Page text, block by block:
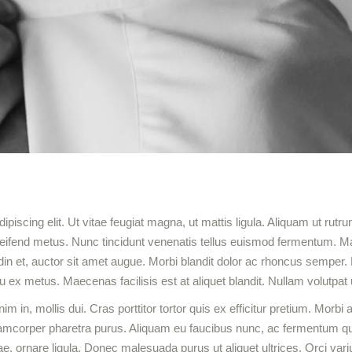
elit. Ut vitae feugiat magna, ut mattis ligula. Aliquam ut
metus. Nunc tincidunt venenatis tellus euismod fermentum.
et, auctor sit amet augue. Morbi blandit dolor ac rhoncus
ex metus. Maecenas facilisis est at aliquet blandit. Nullam
in, mollis dui. Cras porttitor tortor quis ex efficitur pretium. Morbi
pharetra purus. Aliquam eu faucibus nunc, ac fermentum
ornare ligula. Donec malesuada purus ut aliquet ultrices. Orci